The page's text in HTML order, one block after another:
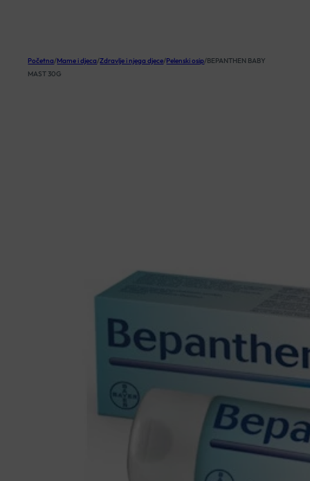
Početna/Mame i djeca/Zdravlje i njega djece/Pelenski osip/BEPANTHEN BABY
MAST 30G